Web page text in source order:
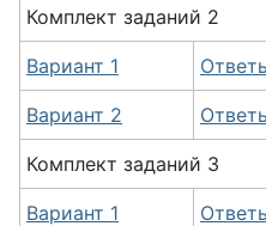
Комплект заданий 2
Вариант 1
Вариант 2
Комплект заданий 3
Вариант 1